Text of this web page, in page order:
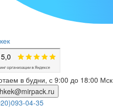
в будни, с 9:00 до 18:00 Мск
04-35